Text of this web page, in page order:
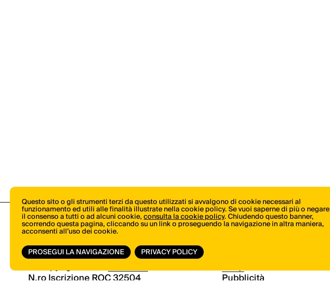
© Copyright 2026.Vertical.it
N.ro Iscrizione ROC 32504
Shop
Pubblicità
Questo sito o gli strumenti terzi da questo utilizzati si avvalgono di cookie necessari al
funzionamento ed utili alle finalità illustrate nella cookie policy. Se vuoi saperne di più o negare
il consenso a tutti o ad alcuni cookie,consulta la cookie policy. Chiudendo questo banner,
scorrendo questa pagina, cliccando su un link o proseguendo la navigazione in altra maniera,
acconsenti all’uso dei cookie.
PROSEGUI LA NAVIGAZIONE
PRIVACY POLICY